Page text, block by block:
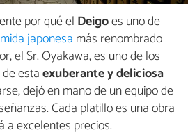
por qué el Deigoes uno de
japonesa más renombrado
el Sr. Oyakawa, es uno de los
estaexuberante y deliciosa
dejó en mano de un equipo de
Cada platillo es una obra
a excelentes precios.